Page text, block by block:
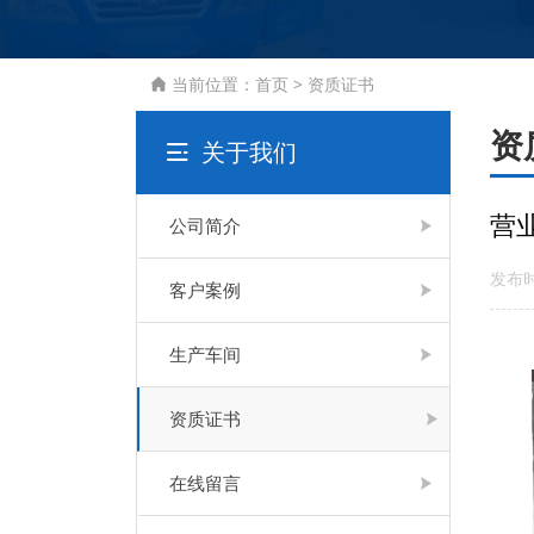
 当前位置： 首页 > 资质证书
 关于我们
公司简介
客户案例
生产车间
资质证书
在线留言
资
营
发布